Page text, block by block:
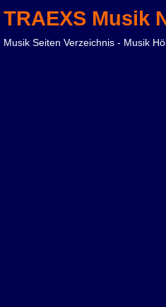
TRAEXS Musik
Musik Seiten Verzeichnis - Musik